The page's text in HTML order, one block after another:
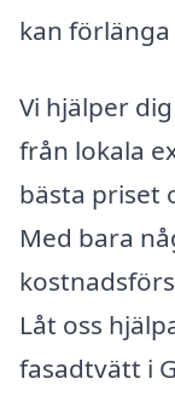
kan
Vi hjälper
från lokala
bästa priset
Med bara
Låt oss
fasadtvätt i